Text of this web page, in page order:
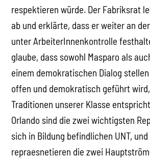
respektieren würde. Der Fabriksrat
ab und erklärte, dass er weiter an
unter ArbeiterInnenkontrolle
glaube, dass sowohl Masparo als
einem demokratischen Dialog
offen und demokratisch geführt
Traditionen unserer Klasse
Orlando sind die zwei wichtigsten
sich in Bildung befindlichen UNT, und
repraesnetieren die zwei